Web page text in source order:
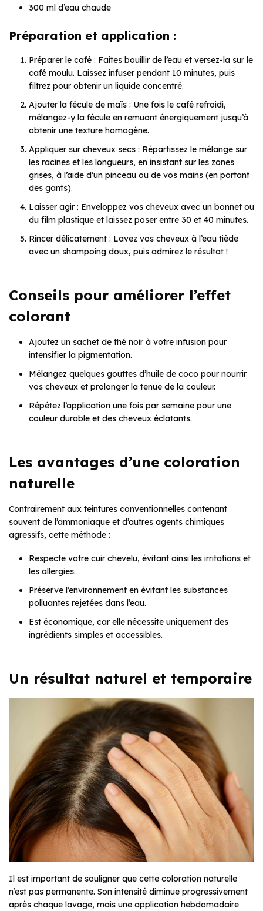
300 ml d’eau chaude
Préparation et application :
Préparer le café : Faites bouillir de l’eau et versez-la sur le
café moulu. Laissez infuser pendant 10 minutes, puis
filtrez pour obtenir un liquide concentré.
Ajouter la fécule de maïs : Une fois le café refroidi,
mélangez-y la fécule en remuant énergiquement jusqu’à
obtenir une texture homogène.
Appliquer sur cheveux secs : Répartissez le mélange sur
les racines et les longueurs, en insistant sur les zones
grises, à l’aide d’un pinceau ou de vos mains (en portant
des gants).
Laisser agir : Enveloppez vos cheveux avec un bonnet ou
du film plastique et laissez poser entre 30 et 40 minutes.
Rincer délicatement : Lavez vos cheveux à l’eau tiède
avec un shampoing doux, puis admirez le résultat !
Conseils pour améliorer l’effet
colorant
Ajoutez un sachet de thé noir à votre infusion pour
intensifier la pigmentation.
Mélangez quelques gouttes d’huile de coco pour nourrir
vos cheveux et prolonger la tenue de la couleur.
Répétez l’application une fois par semaine pour une
couleur durable et des cheveux éclatants.
Les avantages d’une coloration
naturelle
Contrairement aux teintures conventionnelles contenant
souvent de l’ammoniaque et d’autres agents chimiques
agressifs, cette méthode :
Respecte votre cuir chevelu, évitant ainsi les irritations et
les allergies.
Préserve l’environnement en évitant les substances
polluantes rejetées dans l’eau.
Est économique, car elle nécessite uniquement des
ingrédients simples et accessibles.
Un résultat naturel et temporaire
Il est important de souligner que cette coloration naturelle
n’est pas permanente. Son intensité diminue progressivement
après chaque lavage, mais une application hebdomadaire